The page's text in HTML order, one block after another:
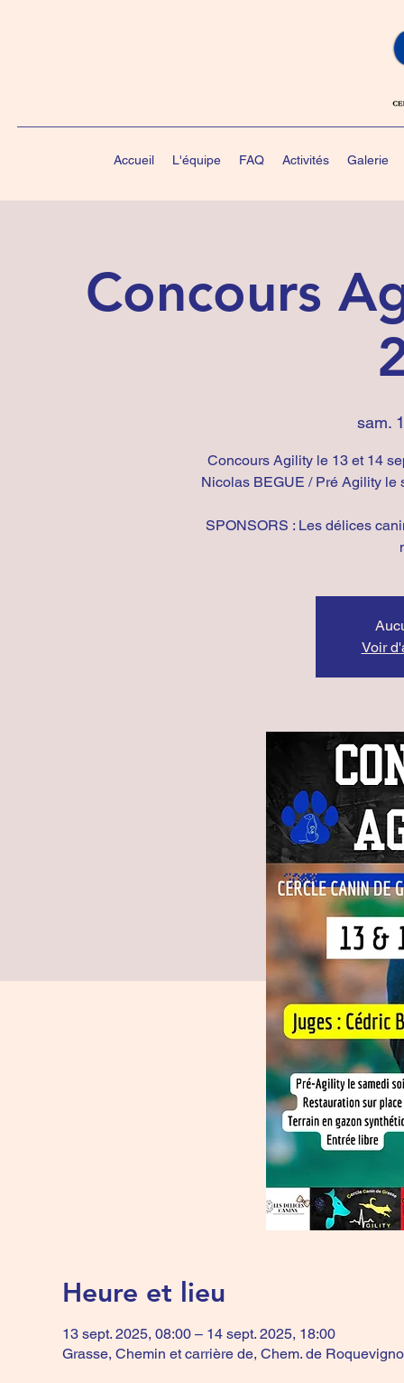
Accueil L'équipe FAQ Activités Galerie
Concours
sam.
Concours Agility le 13 et 14
Nicolas BEGUE / Pré Agility le
SPONSORS : Les délices
Voir
Heure et lieu
13 sept. 2025, 08:00 – 14 sept. 2025, 18:00
Grasse, Chemin et carrière de, Chem. de